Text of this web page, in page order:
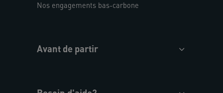
Nos engagements bas-carbone
Avant de partir